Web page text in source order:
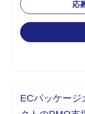
・
に
ン
き
応
ECパッケージ